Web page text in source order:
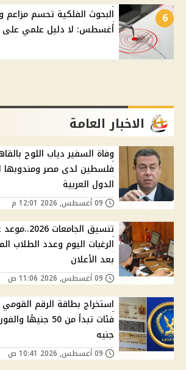
6
أغسطس: لا دليل علمي على
الاخبار العامة
وفاة السفير دياب اللوح
فلسطين لدى مصر ومندوبها
الدول العربية
تنسيق
الرغبات اليوم وعدد الطلاب
بعد الأعلان
جنيه